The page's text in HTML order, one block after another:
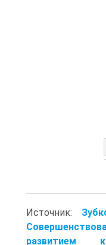
Источник:
развитием